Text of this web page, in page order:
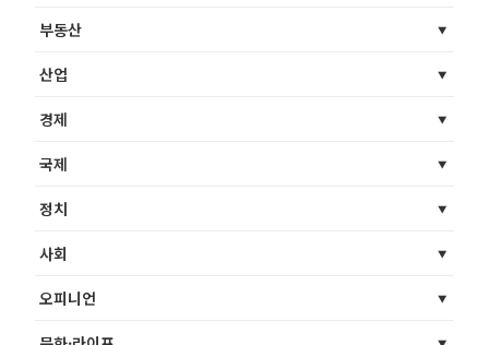
부동산
산업
경제
국제
정치
사회
오피니언